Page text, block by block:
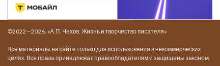
©2022—2026. «А.П. Чехов. Жизнь и творчество писателя»
Все материалы на сайте только для использования в некоммерческих
целях. Все права принадлежат правообладателям и защищены законом.